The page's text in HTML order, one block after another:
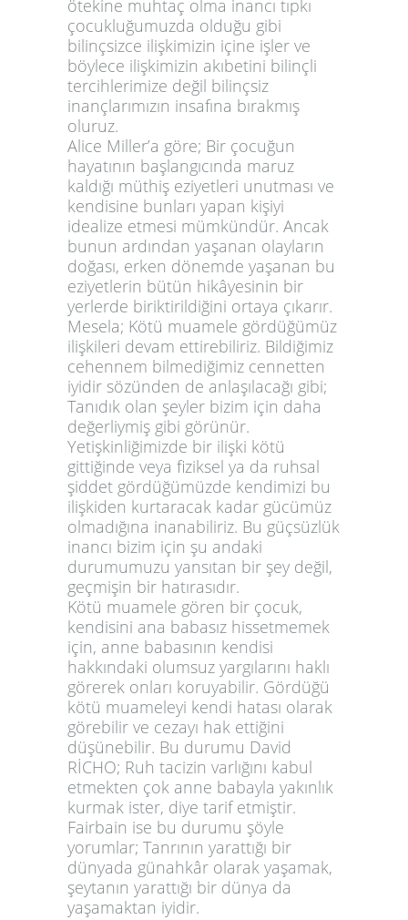
ötekine muhtaç olma inancı tıpkı
çocukluğumuzda olduğu gibi
bilinçsizce ilişkimizin içine işler ve
böylece ilişkimizin akıbetini bilinçli
tercihlerimize değil bilinçsiz
inançlarımızın insafına bırakmış
oluruz.
Alice Miller’a göre; Bir çocuğun
hayatının başlangıcında maruz
kaldığı müthiş eziyetleri unutması ve
kendisine bunları yapan kişiyi
idealize etmesi mümkündür. Ancak
bunun ardından yaşanan olayların
doğası, erken dönemde yaşanan bu
eziyetlerin bütün hikâyesinin bir
yerlerde biriktirildiğini ortaya çıkarır.
Mesela; Kötü muamele gördüğümüz
ilişkileri devam ettirebiliriz. Bildiğimiz
cehennem bilmediğimiz cennetten
iyidir sözünden de anlaşılacağı gibi;
Tanıdık olan şeyler bizim için daha
değerliymiş gibi görünür.
Yetişkinliğimizde bir ilişki kötü
gittiğinde veya fiziksel ya da ruhsal
şiddet gördüğümüzde kendimizi bu
ilişkiden kurtaracak kadar gücümüz
olmadığına inanabiliriz. Bu güçsüzlük
inancı bizim için şu andaki
durumumuzu yansıtan bir şey değil,
geçmişin bir hatırasıdır.
Kötü muamele gören bir çocuk,
kendisini ana babasız hissetmemek
için, anne babasının kendisi
hakkındaki olumsuz yargılarını haklı
görerek onları koruyabilir. Gördüğü
kötü muameleyi kendi hatası olarak
görebilir ve cezayı hak ettiğini
düşünebilir. Bu durumu David
RİCHO; Ruh tacizin varlığını kabul
etmekten çok anne babayla yakınlık
kurmak ister, diye tarif etmiştir.
Fairbain ise bu durumu şöyle
yorumlar; Tanrının yarattığı bir
dünyada günahkâr olarak yaşamak,
şeytanın yarattığı bir dünya da
yaşamaktan iyidir.